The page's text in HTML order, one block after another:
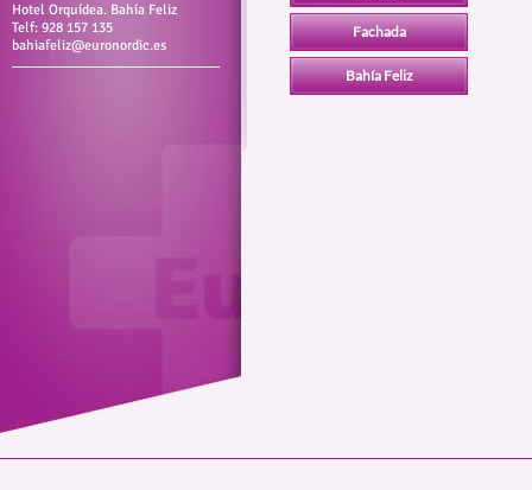
Hotel Orquídea. Bahía Feliz
Telf: 928 157 135
bahiafeliz@euronordic.es
Fachada
Bahía Feliz